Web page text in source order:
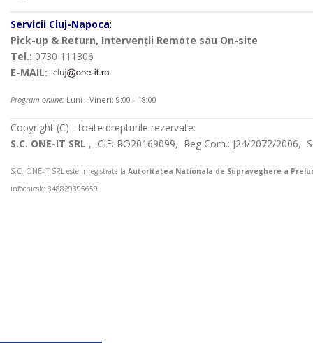
Servicii Cluj-Napoca:
Pick-up & Return, Intervenții Remote sau On-site
Tel.: 0730 111306
E-MAIL:
Program online: Luni - Vineri: 9:00 - 18:00
Copyright (C) - toate drepturile rezervate:
S.C. ONE-IT SRL , CIF: RO20169099, Reg Com.: J24/2072/2006,
S.C. ONE-IT SRL este inregistrata la Autoritatea Nationala de Supraveghere a
infochiosk: 848829395659